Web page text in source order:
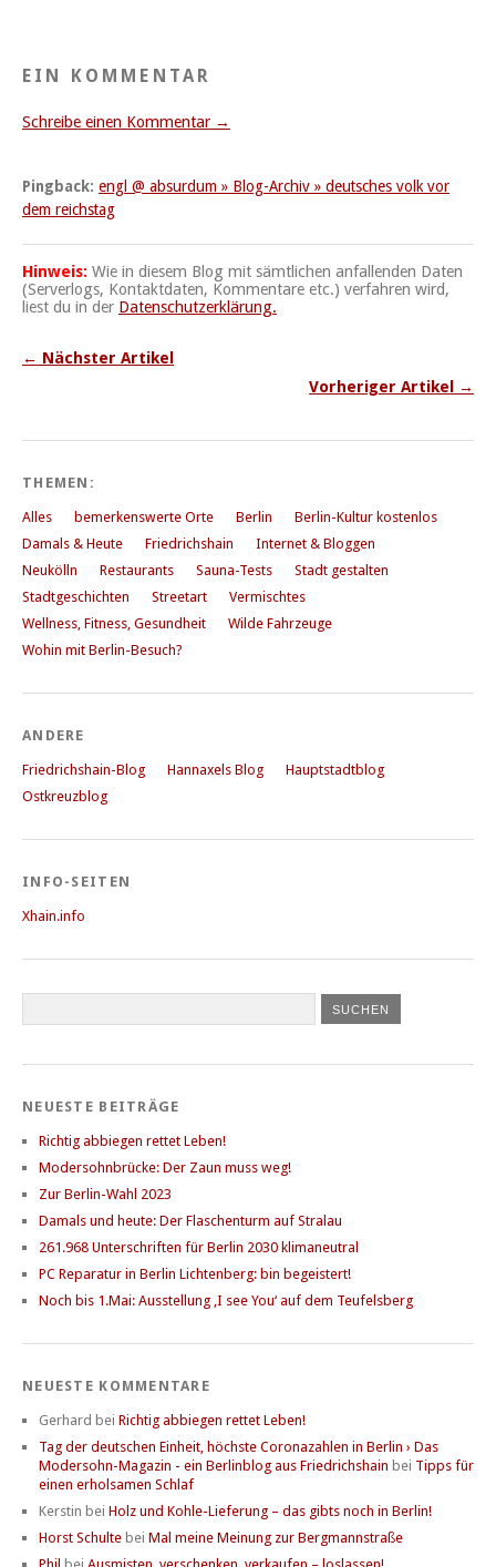
EIN KOMMENTAR
Schreibe einen Kommentar →
Pingback: engl @ absurdum » Blog-Archiv » deutsches volk vor
dem reichstag
Hinweis: Wie in diesem Blog mit sämtlichen anfallenden Daten
(Serverlogs, Kontaktdaten, Kommentare etc.) verfahren wird,
liest du in der Datenschutzerklärung.
← Nächster Artikel
Vorheriger Artikel →
THEMEN:
Alles bemerkenswerte Orte Berlin
Berlin-Kultur kostenlos
Damals & Heute
Friedrichshain
Internet & Bloggen
Neukölln
Restaurants Sauna-Tests
Stadt gestalten
Stadtgeschichten
Streetart
Vermischtes
Wellness, Fitness, Gesundheit
Wilde Fahrzeuge
Wohin mit Berlin-Besuch?
ANDERE
Friedrichshain-Blog Hannaxels Blog
Hauptstadtblog
Ostkreuzblog
INFO-SEITEN
Xhain.info
NEUESTE BEITRÄGE
Richtig abbiegen rettet Leben!
Modersohnbrücke: Der Zaun muss weg!
Zur Berlin-Wahl 2023
Damals und heute: Der Flaschenturm auf Stralau
261.968 Unterschriften für Berlin 2030 klimaneutral
PC Reparatur in Berlin Lichtenberg: bin begeistert!
Noch bis 1.Mai: Ausstellung ‚I see You‘ auf dem Teufelsberg
NEUESTE KOMMENTARE
Gerhard bei Richtig abbiegen rettet Leben!
Tag der deutschen Einheit, höchste Coronazahlen in Berlin › Das
Modersohn-Magazin - ein Berlinblog aus Friedrichshain bei Tipps für
einen erholsamen Schlaf
Kerstin bei Holz und Kohle-Lieferung – das gibts noch in Berlin!
Horst Schulte bei Mal meine Meinung zur Bergmannstraße